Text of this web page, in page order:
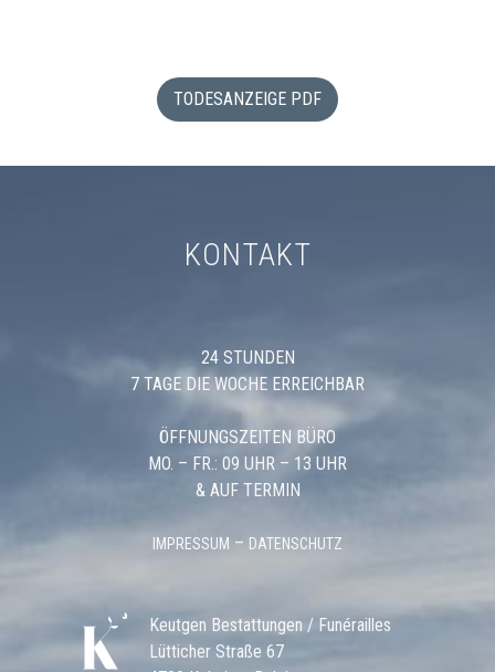
TODESANZEIGE PDF
KONTAKT
Keutgen Bestattungen / Funérailles
Lütticher Straße 67
24 STUNDEN
7 TAGE DIE WOCHE ERREICHBAR
ÖFFNUNGSZEITEN BÜRO
MO. – FR.: 09 UHR – 13 UHR
& AUF TERMIN
IMPRESSUM – DATENSCHUTZ